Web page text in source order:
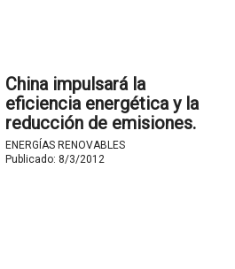
China impulsará la
eficiencia energética y la
reducción de emisiones.
ENERGÍAS RENOVABLES
Publicado: 8/3/2012